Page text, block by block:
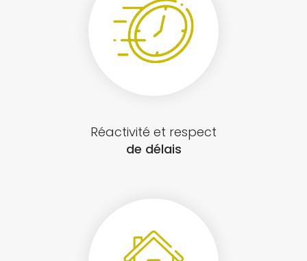
Réactivité et respect
de délais